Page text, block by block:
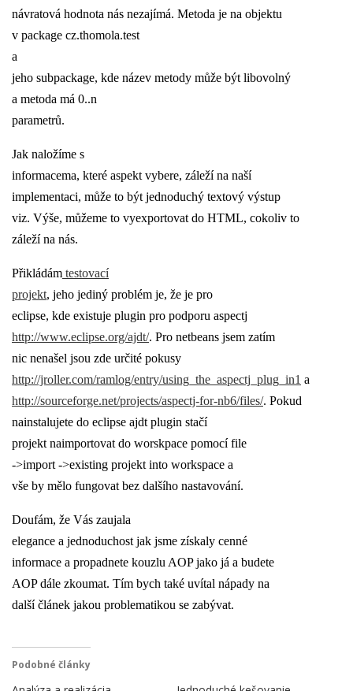
návratová hodnota nás nezajímá. Metoda je na objektu
v package cz.thomola.test
a
jeho subpackage, kde název metody může být libovolný
a metoda má 0..n
parametrů.
Jak naložíme s
informacema, které aspekt vybere, záleží na naší
implementaci, může to být jednoduchý textový výstup
viz. Výše, můžeme to vyexportovat do HTML, cokoliv to
záleží na nás.
Přikládám testovací
projekt, jeho jediný problém je, že je pro
eclipse, kde existuje plugin pro podporu aspectj
http://www.eclipse.org/ajdt/. Pro netbeans jsem zatím
nic nenašel jsou zde určité pokusy
http://jroller.com/ramlog/entry/using_the_aspectj_plug_in1 a
http://sourceforge.net/projects/aspectj-for-nb6/files/. Pokud
nainstalujete do eclipse ajdt plugin stačí
projekt naimportovat do worskpace pomocí file
->import ->existing projekt into workspace a
vše by mělo fungovat bez dalšího nastavování.
Doufám, že Vás zaujala
elegance a jednoduchost jak jsme získaly cenné
informace a propadnete kouzlu AOP jako já a budete
AOP dále zkoumat. Tím bych také uvítal nápady na
další článek jakou problematikou se zabývat.
Podobné články